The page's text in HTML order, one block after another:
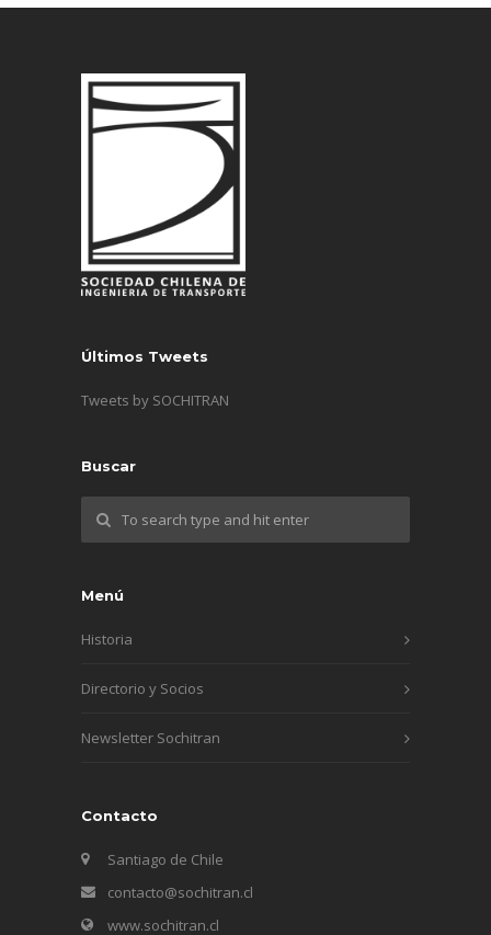
Últimos Tweets
Tweets by SOCHITRAN
Buscar
Menú
Historia
Directorio y Socios
Newsletter Sochitran
Contacto
Santiago de Chile
contacto@sochitran.cl
www.sochitran.cl